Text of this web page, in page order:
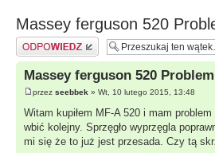
Massey ferguson 520
Odpowiedz
Massey ferguson 520
przez seebbek » Wt, 10 lutego 2015, 13:48
Witam kupiłem MF-A 520 i mam
wbić kolejny. Sprzęgło wyprzęgla
mi się że to już jest przesada. Czy tą